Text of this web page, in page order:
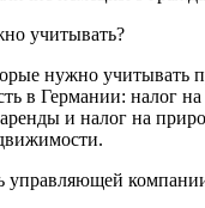
учитывать?
нужно учитывать
в Германии: налог
и налог на